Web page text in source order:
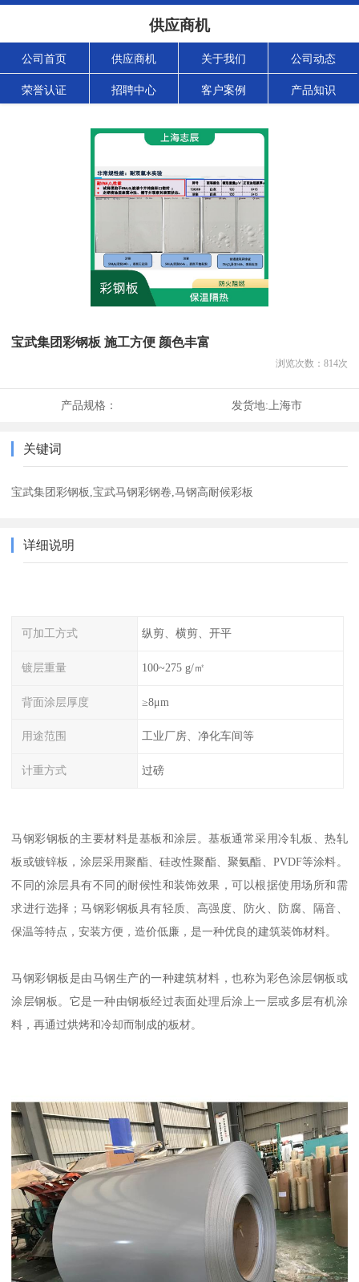
供应商机
公司首页 供应商机 关于我们 公司动态
荣誉认证 招聘中心 客户案例 产品知识
宝武集团彩钢板 施工方便 颜色丰富
浏览次数： 814次
产品规格： 发货地: 上海市
关键词
宝武集团彩钢板,宝武马钢彩钢卷,马钢高耐候彩板
详细说明
可加工方式 纵剪、横剪、开平
镀层重量 100~275 g/㎡
背面涂层厚度 ≥8μm
用途范围 工业厂房、净化车间等
计重方式 过磅
马钢彩钢板的主要材料是基板和涂层。基板通常采用冷轧板、热轧
板或镀锌板，涂层采用聚酯、硅改性聚酯、聚氨酯、PVDF等涂料。
不同的涂层具有不同的耐候性和装饰效果，可以根据使用场所和需
求进行选择；马钢彩钢板具有轻质、高强度、防火、防腐、隔音、
保温等特点，安装方便，造价低廉，是一种优良的建筑装饰材料。
马钢彩钢板是由马钢生产的一种建筑材料，也称为彩色涂层钢板或
涂层钢板。它是一种由钢板经过表面处理后涂上一层或多层有机涂
料，再通过烘烤和冷却而制成的板材。